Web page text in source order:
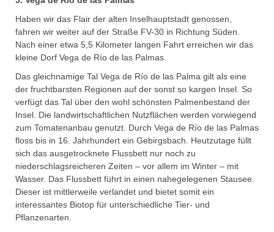
Haben wir das Flair der alten Inselhauptstadt genossen,
fahren wir weiter auf der Straße FV-30 in Richtung Süden.
Nach einer etwa 5,5 Kilometer langen Fahrt erreichen wir das
kleine Dorf Vega de Río de las Palmas.
Das gleichnamige Tal Vega de Río de las Palma gilt als eine
der fruchtbarsten Regionen auf der sonst so kargen Insel. So
verfügt das Tal über den wohl schönsten Palmenbestand der
Insel. Die landwirtschaftlichen Nutzflächen werden vorwiegend
zum Tomatenanbau genutzt. Durch Vega de Río de las Palmas
floss bis in 16. Jahrhundert ein Gebirgsbach. Heutzutage füllt
sich das ausgetrocknete Flussbett nur noch zu
niederschlagsreicheren Zeiten – vor allem im Winter – mit
Wasser. Das Flussbett führt in einen nahegelegenen Stausee.
Dieser ist mittlerweile verlandet und bietet somit ein
interessantes Biotop für unterschiedliche Tier- und
Pflanzenarten.